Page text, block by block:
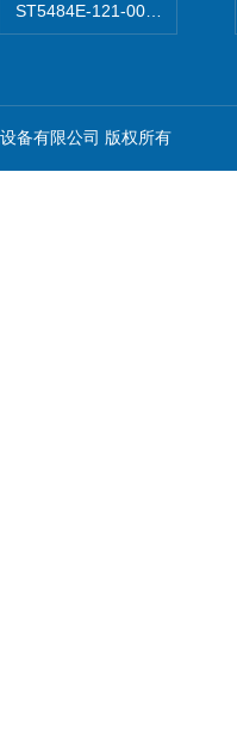
ST5484E-121-0032-00美国
备有限公司 版权所有